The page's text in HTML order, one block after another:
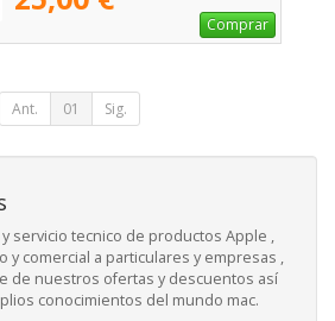
Comprar
Ant. 01 Sig.
servicio tecnico de productos Apple ,
y comercial a particulares y empresas ,
de nuestros ofertas y descuentos así
conocimientos del mundo mac.